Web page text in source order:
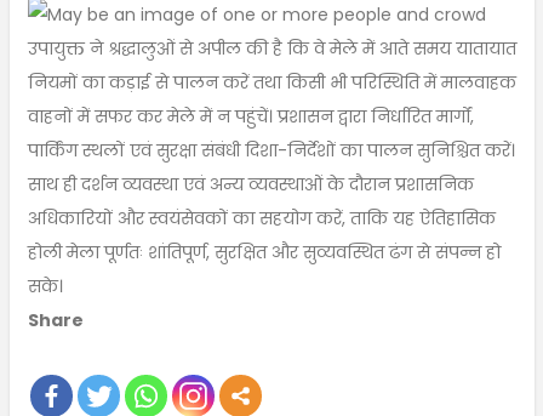
उपायुक्त ने श्रद्धालुओं से अपील की है कि वे मेले में आते समय यातायात
नियमों का कड़ाई से पालन करें तथा किसी भी परिस्थिति में मालवाहक
वाहनों में सफर कर मेले में न पहुंचें। प्रशासन द्वारा निर्धारित मार्गों,
पार्किंग स्थलों एवं सुरक्षा संबंधी दिशा-निर्देशों का पालन सुनिश्चित करें।
साथ ही दर्शन व्यवस्था एवं अन्य व्यवस्थाओं के दौरान प्रशासनिक
अधिकारियों और स्वयंसेवकों का सहयोग करें, ताकि यह ऐतिहासिक
होली मेला पूर्णतः शांतिपूर्ण, सुरक्षित और सुव्यवस्थित ढंग से संपन्न हो
सके।
Share